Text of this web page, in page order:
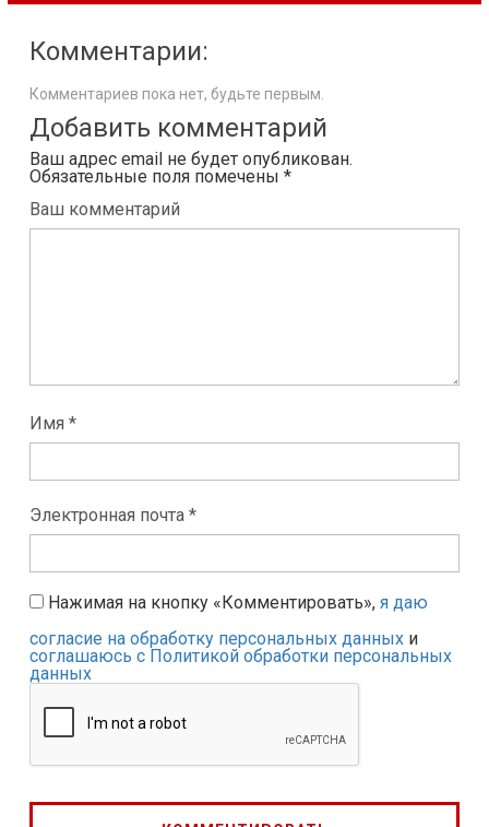
Комментарии:
Комментариев пока нет, будьте первым.
Добавить комментарий
Ваш адрес email не будет опубликован.
Обязательные поля помечены *
Ваш комментарий
Имя *
Электронная почта *
Нажимая на кнопку «Комментировать», я даю
согласие на обработку персональных данных и
соглашаюсь с Политикой обработки персональных
данных